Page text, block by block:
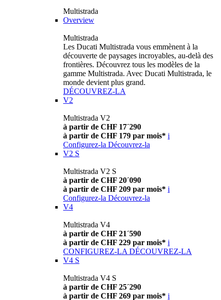
Multistrada
Overview
Multistrada
Les Ducati Multistrada vous emmènent à la
découverte de paysages incroyables, au-delà des
frontières. Découvrez tous les modèles de la
gamme Multistrada. Avec Ducati Multistrada, le
monde devient plus grand.
DÉCOUVREZ-LA
V2
Multistrada V2
à partir de CHF 17´290
à partir de CHF 179 par mois* i
Configurez-la Découvrez-la
V2 S
Multistrada V2 S
à partir de CHF 20´090
à partir de CHF 209 par mois* i
Configurez-la Découvrez-la
V4
Multistrada V4
à partir de CHF 21´590
à partir de CHF 229 par mois* i
CONFIGUREZ-LA DÉCOUVREZ-LA
V4 S
Multistrada V4 S
à partir de CHF 25´290
à partir de CHF 269 par mois* i